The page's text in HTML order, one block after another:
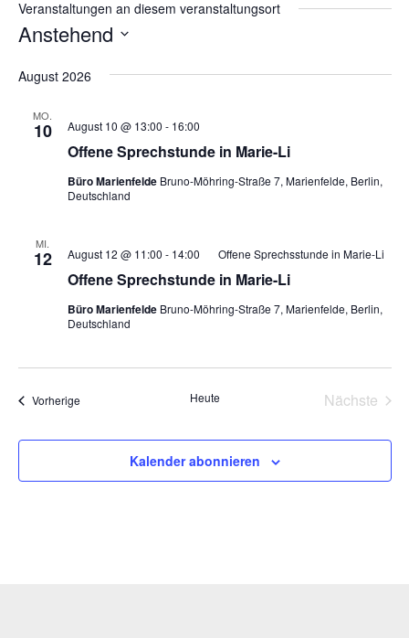
Veranstaltungen an diesem veranstaltungsort
Anstehend
wählen.
August 2026
MO.
10
Offene Sprechstunde in Marie-Li
August 10 @ 13:00 - 16:00
Büro Marienfelde Bruno-Möhring-Straße 7, Marienfelde, Berlin,
Deutschland
MI.
12
Offene Sprechstunde in Marie-Li
August 12 @ 11:00 - 14:00 Offene Sprechsstunde in Marie-Li
Büro Marienfelde Bruno-Möhring-Straße 7, Marienfelde, Berlin,
Deutschland
VorherigeVeranstaltungen Heute
Nächste
Kalender abonnieren